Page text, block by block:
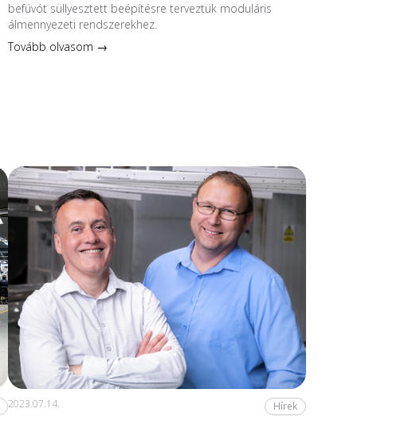
befúvót süllyesztett beépítésre terveztük moduláris
álmennyezeti rendszerekhez.
Tovább olvasom →
2023.07.14. Hírek